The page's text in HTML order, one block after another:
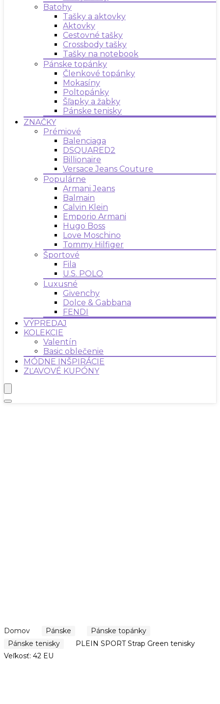
Batohy
Tašky a aktovky
Aktovky
Cestovné tašky
Crossbody tašky
Tašky na notebook
Pánske topánky
Členkové topánky
Mokasíny
Poltopánky
Šľapky a žabky
Pánske tenisky
ZNAČKY
Prémiové
Balenciaga
DSQUARED2
Billionaire
Versace Jeans Couture
Populárne
Armani Jeans
Balmain
Calvin Klein
Emporio Armani
Hugo Boss
Love Moschino
Tommy Hilfiger
Športové
Fila
U.S. POLO
Luxusné
Givenchy
Dolce & Gabbana
FENDI
VÝPREDAJ
KOLEKCIE
Valentín
Basic oblečenie
MÓDNE INŠPIRÁCIE
ZĽAVOVÉ KUPÓNY
Domov Pánske
Pánske topánky
Pánske tenisky
PLEIN SPORT Strap Green tenisky
Veľkosť: 42 EU